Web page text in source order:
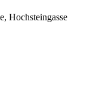
Hochsteingasse